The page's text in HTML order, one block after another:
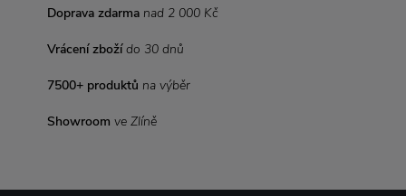
Doprava zdarma nad 2 000 Kč
Vrácení zbožído 30 dnů
7500+ produktů na výběr
Showroom ve Zlíně